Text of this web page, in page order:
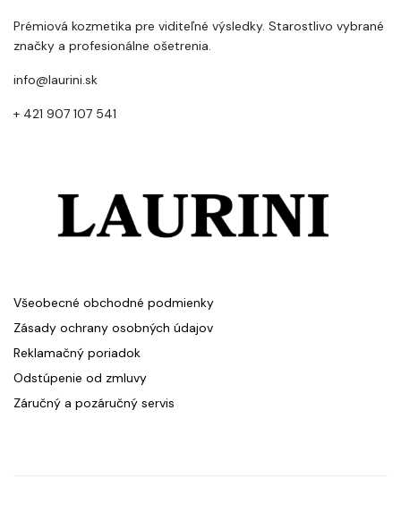
Prémiová kozmetika pre viditeľné výsledky. Starostlivo vybrané
značky a profesionálne ošetrenia.
info@laurini.sk
+ 421 907 107 541
Všeobecné obchodné podmienky
Zásady ochrany osobných údajov
Reklamačný poriadok
Odstúpenie od zmluvy
Záručný a pozáručný servis